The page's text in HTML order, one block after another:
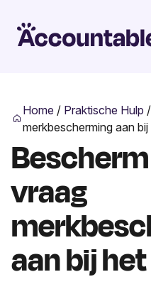
Home / Praktische Hulp /
merkbescherming aan
vraag
aan bij het